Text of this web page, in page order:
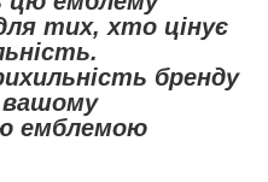
тих, хто цінує
бренду
вашому
емблемою